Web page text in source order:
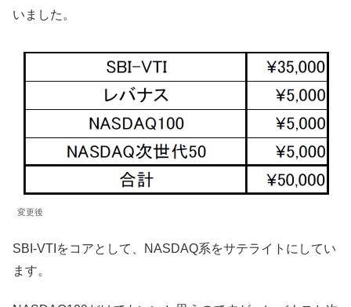
いました。
変更後
SBI-VTIをコアとして、NASDAQ系をサテライトにしてい
ます。